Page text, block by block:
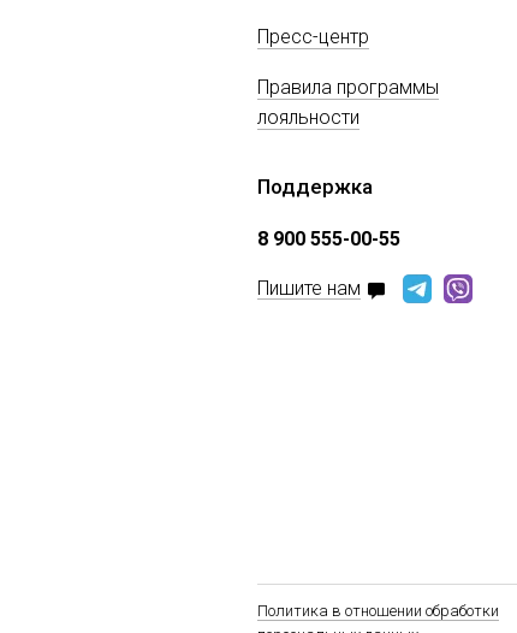
Пресс-центр
Правила программы
лояльности
Поддержка
8 900 555-00-55
Пишите нам
Политика в отношении обработки